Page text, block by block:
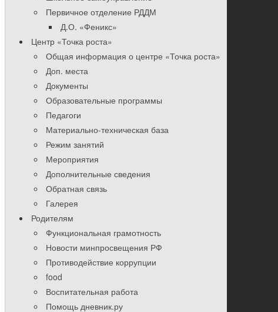
Первичное отделение РДДМ
Д.О. «Феникс»
Центр «Точка роста»
Общая информация о центре «Точка роста»
Доп. места
Документы
Образовательные программы
Педагоги
Материально-техническая база
Режим занятий
Мероприятия
Дополнительные сведения
Обратная связь
Галерея
Родителям
Функциональная грамотность
Новости минпросвещения РФ
Противодействие коррупции
food
Воспитательная работа
Помощь дневник.ру